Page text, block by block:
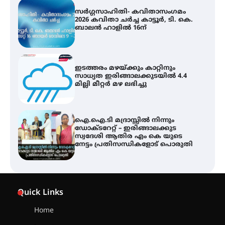
ഇടത്തരം മഴയ്ക്കും കാറ്റിനും
സാധ്യത ഇരിങ്ങാലക്കുടയിൽ 4.4
മില്ലി മീറ്റർ മഴ ലഭിച്ചു
ഐ.ഐ.ടി മദ്രാസ്സിൽ നിന്നും
ഡോക്ടറേറ്റ് – ഇരിങ്ങാലക്കുട
സ്വദേശി ആതിര എം കെ യുടെ
നേട്ടം പ്രതിസന്ധികളോട് പൊരുതി
ട്യുണീഷ്യൻ ചിത്രം ” ദി വോയിസ്
ഓഫ് ഹിന്ദ് റജബ് ” ഇരിങ്ങാലക്കുട
ഫിലിം സൊസൈറ്റി ആഗസ്റ്റ് 7
വെള്ളിയാഴ്ച സ്‌ക്രീൻ ചെയ്യുന്നു
Quick Links
Home